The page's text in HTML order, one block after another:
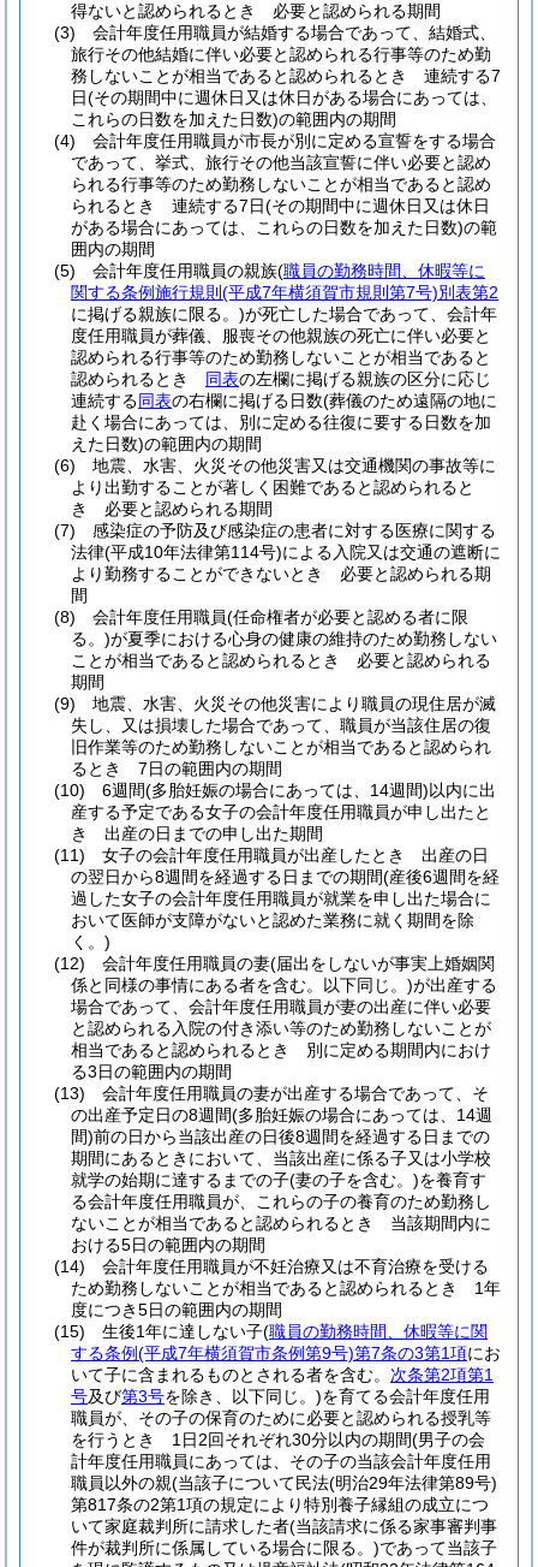
得ないと認められるとき 必要と認められる期間
(3)
会計年度任用職員が結婚する場合であって、結婚式、
旅行その他結婚に伴い必要と認められる行事等のため勤
務しないことが相当であると認められるとき 連続する7
日(その期間中に週休日又は休日がある場合にあっては、
これらの日数を加えた日数)の範囲内の期間
(4)
会計年度任用職員が市長が別に定める宣誓をする場合
であって、挙式、旅行その他当該宣誓に伴い必要と認め
られる行事等のため勤務しないことが相当であると認め
られるとき 連続する7日(その期間中に週休日又は休日
がある場合にあっては、これらの日数を加えた日数)の範
囲内の期間
(5)
会計年度任用職員の親族(職員の勤務時間、休暇等に
関する条例施行規則 (平成7年横須賀市規則第7号)別表第2
に掲げる親族に限る。)が死亡した場合であって、会計年
度任用職員が葬儀、服喪その他親族の死亡に伴い必要と
認められる行事等のため勤務しないことが相当であると
認められるとき 同表の左欄に掲げる親族の区分に応じ
連続する同表の右欄に掲げる日数(葬儀のため遠隔の地に
赴く場合にあっては、別に定める往復に要する日数を加
えた日数)の範囲内の期間
(6)
地震、水害、火災その他災害又は交通機関の事故等に
より出勤することが著しく困難であると認められると
き 必要と認められる期間
(7)
感染症の予防及び感染症の患者に対する医療に関する
法律(平成10年法律第114号)による入院又は交通の遮断に
より勤務することができないとき 必要と認められる期
間
(8)
会計年度任用職員(任命権者が必要と認める者に限
る。)が夏季における心身の健康の維持のため勤務しない
ことが相当であると認められるとき 必要と認められる
期間
(9)
地震、水害、火災その他災害により職員の現住居が滅
失し、又は損壊した場合であって、職員が当該住居の復
旧作業等のため勤務しないことが相当であると認められ
るとき 7日の範囲内の期間
(10)
6週間(多胎妊娠の場合にあっては、14週間)以内に出
産する予定である女子の会計年度任用職員が申し出たと
き 出産の日までの申し出た期間
(11)
女子の会計年度任用職員が出産したとき 出産の日
の翌日から8週間を経過する日までの期間(産後6週間を経
過した女子の会計年度任用職員が就業を申し出た場合に
おいて医師が支障がないと認めた業務に就く期間を除
く。)
(12)
会計年度任用職員の妻(届出をしないが事実上婚姻関
係と同様の事情にある者を含む。以下同じ。)が出産する
場合であって、会計年度任用職員が妻の出産に伴い必要
と認められる入院の付き添い等のため勤務しないことが
相当であると認められるとき 別に定める期間内におけ
る3日の範囲内の期間
(13)
会計年度任用職員の妻が出産する場合であって、そ
の出産予定日の8週間(多胎妊娠の場合にあっては、14週
間)前の日から当該出産の日後8週間を経過する日までの
期間にあるときにおいて、当該出産に係る子又は小学校
就学の始期に達するまでの子(妻の子を含む。)を養育す
る会計年度任用職員が、これらの子の養育のため勤務し
ないことが相当であると認められるとき 当該期間内に
おける5日の範囲内の期間
(14)
会計年度任用職員が不妊治療又は不育治療を受ける
ため勤務しないことが相当であると認められるとき 1年
度につき5日の範囲内の期間
(15)
生後1年に達しない子(職員の勤務時間、休暇等に関
する条例(平成7年横須賀市条例第9号)第7条の3第1項にお
いて子に含まれるものとされる者を含む。 次条第2項第1
号及び第3号を除き、以下同じ。)を育てる会計年度任用
職員が、その子の保育のために必要と認められる授乳等
を行うとき 1日2回それぞれ30分以内の期間(男子の会
計年度任用職員にあっては、その子の当該会計年度任用
職員以外の親(当該子について民法(明治29年法律第89号)
第817条の2第1項の規定により特別養子縁組の成立につ
いて家庭裁判所に請求した者(当該請求に係る家事審判事
件が裁判所に係属している場合に限る。)であって当該子